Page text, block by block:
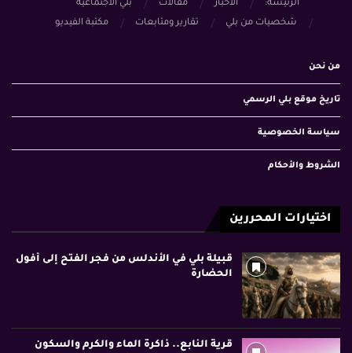
الرئيسة: الأخبار مقالات
بلي الاجتماعية
شخصيات من بلي
تقارير ومتابعات مكتبة الفيديو
من نحن
تاريخ موقع بلي الرسمي
سياسة الخصوصية
الشروط والأحكام
اختيارات المحررين
قبيلة بلي في الأندلس من فجر الفتح إلى أفول
الحضارة
قرية النابع.. ذاكرة الماء والكرم والسكون